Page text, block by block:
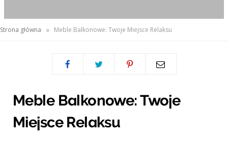
Strona główna » Meble Balkonowe: Twoje Miejsce Relaksu
Meble Balkonowe: Twoje
Miejsce Relaksu